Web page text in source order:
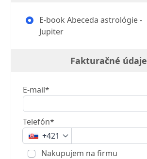
E-book Abeceda astrológie -
Jupiter
Fakturačné údaje
E-mail*
Telefón*
+421
Nakupujem na firmu